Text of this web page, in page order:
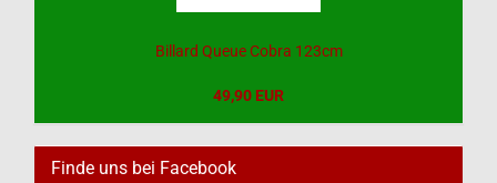
Billard Queue Cobra 123cm
49,90 EUR
Finde uns bei Facebook